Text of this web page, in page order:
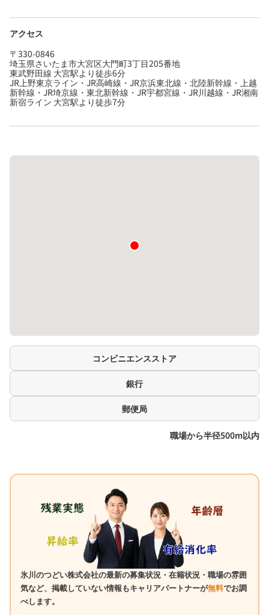
アクセス
〒330-0846
埼玉県さいたま市大宮区大門町3丁目205番地
東武野田線 大宮駅より徒歩6分
JR上野東京ライン・JR高崎線・JR京浜東北線・北陸新幹線・上越
新幹線・JR埼京線・東北新幹線・JR宇都宮線・JR川越線・JR湘南
新宿ライン 大宮駅より徒歩7分
コンビニエンスストア
銀行
郵便局
職場から半径500m以内
氷川のつどい株式会社の最新の募集状況・在籍状況・職場の雰囲
気など、掲載していない情報もキャリアパートナーが無料でお調
べします。